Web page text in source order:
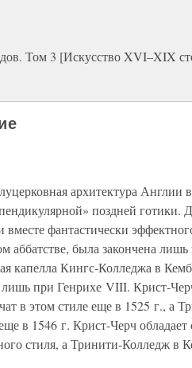
Том 3 [Искусство XVI–XIX
архитектура Англии
поздней
вместе фантастически
аббатстве, была закончена
капелла Кингс-Колледжа в
лишь при Генрихе VIII. Крист-
в этом стиле еще в 1525 г.,
в 1546 г. Крист-Черч
стиля, а Тринити-Колледж в